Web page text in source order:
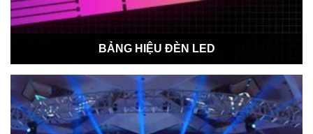
BẢNG HIỆU ĐÈN LED